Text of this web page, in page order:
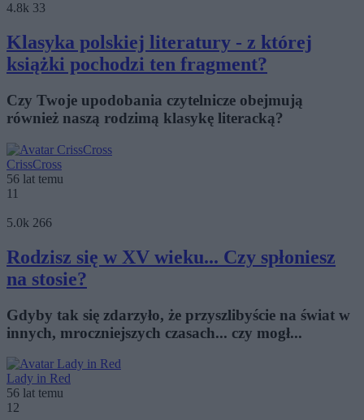
4.8k 33
Klasyka polskiej literatury - z której
książki pochodzi ten fragment?
Czy Twoje upodobania czytelnicze obejmują
również naszą rodzimą klasykę literacką?
CrissCross
56 lat temu
11
5.0k 266
Rodzisz się w XV wieku... Czy spłoniesz
na stosie?
Gdyby tak się zdarzyło, że przyszlibyście na świat w
innych, mroczniejszych czasach... czy mogł...
Lady in Red
56 lat temu
12